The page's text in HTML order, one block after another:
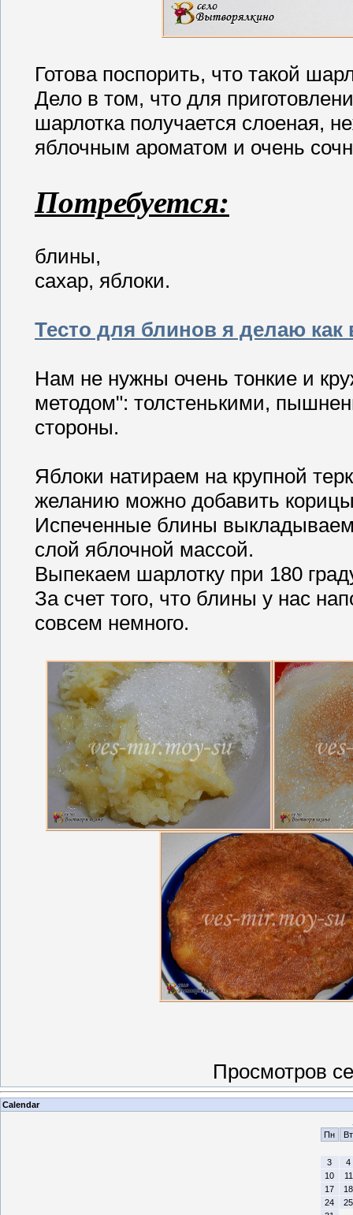
Готова поспорить, что такой
Дело в том, что для
шарлотка получается слоеная,
яблочным ароматом и очень
Потребуется:
блины,
сахар, яблоки.
Тесто для блинов я делаю как
Нам не нужны очень тонкие и
методом": толстенькими,
стороны.
Яблоки натираем на крупной
желанию можно добавить
Испеченные блины
слой яблочной массой.
Выпекаем шарлотку при 180
За счет того, что блины у нас
совсем немного.
Просмотров
Calendar
Пн
Вт
3
4
10
11
17
18
24
25